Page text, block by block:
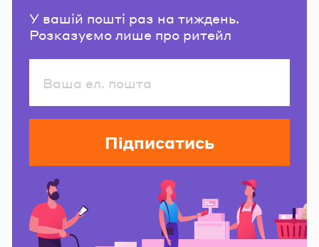
У вашій пошті раз на тиждень.
Розказуємо лише про ритейл
Підписатись